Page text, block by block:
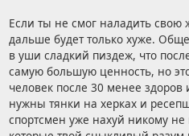
Если ты не смог наладить свою
дальше будет только хуже.
в уши сладкий пиздеж, что
самую большую ценность, но
человек после 30 менее
нужны тянки на херках и
спортсмен уже нахуй никому